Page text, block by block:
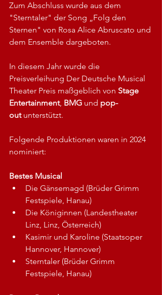
Zum Abschluss wurde aus dem
"Sterntaler" der Song „Folg den
Sternen" von Rosa Alice Abruscato und
dem Ensemble dargeboten.
In diesem Jahr wurde die
Preisverleihung Der Deutsche Musical
Theater Preis maßgeblich von Stage
Entertainment, BMG und pop-
out unterstützt.
Folgende Produktionen waren in 2024
nominiert:
Bestes Musical
Die Gänsemagd (Brüder Grimm
Festspiele, Hanau)
Die Königinnen (Landestheater
Linz, Linz, Österreich)
Kasimir und Karoline (Staatsoper
Hannover, Hannover)
Sterntaler (Brüder Grimm
Festspiele, Hanau)